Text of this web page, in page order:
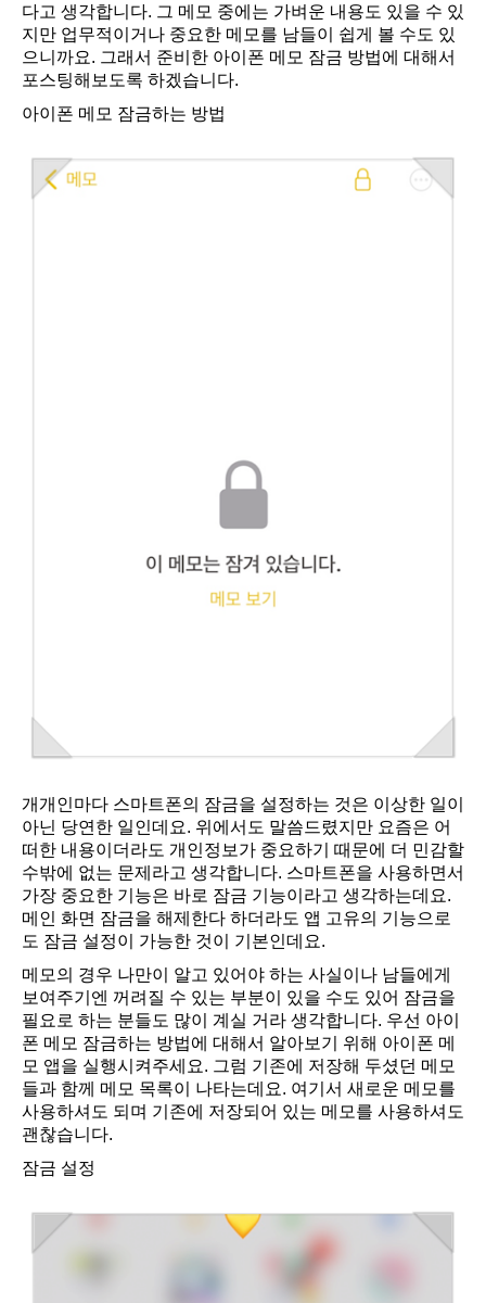
다고 생각합니다. 그 메모 중에는 가벼운 내용도 있을 수 있
지만 업무적이거나 중요한 메모를 남들이 쉽게 볼 수도 있
으니까요. 그래서 준비한 아이폰 메모 잠금 방법에 대해서
포스팅해보도록 하겠습니다.
아이폰 메모 잠금하는 방법
개개인마다 스마트폰의 잠금을 설정하는 것은 이상한 일이
아닌 당연한 일인데요. 위에서도 말씀드렸지만 요즘은 어
떠한 내용이더라도 개인정보가 중요하기 때문에 더 민감할
수밖에 없는 문제라고 생각합니다. 스마트폰을 사용하면서
가장 중요한 기능은 바로 잠금 기능이라고 생각하는데요.
메인 화면 잠금을 해제한다 하더라도 앱 고유의 기능으로
도 잠금 설정이 가능한 것이 기본인데요.
메모의 경우 나만이 알고 있어야 하는 사실이나 남들에게
보여주기엔 꺼려질 수 있는 부분이 있을 수도 있어 잠금을
필요로 하는 분들도 많이 계실 거라 생각합니다. 우선 아이
폰 메모 잠금하는 방법에 대해서 알아보기 위해 아이폰 메
모 앱을 실행시켜주세요. 그럼 기존에 저장해 두셨던 메모
들과 함께 메모 목록이 나타는데요. 여기서 새로운 메모를
사용하셔도 되며 기존에 저장되어 있는 메모를 사용하셔도
괜찮습니다.
잠금 설정